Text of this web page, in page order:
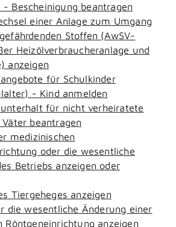
Bescheinigung beantragen
einer Anlage zum Umgang
Stoffen (AwSV-
Heizölverbraucheranlage und
anzeigen
für Schulkinder
- Kind anmelden
für nicht verheiratete
beantragen
medizinischen
oder die wesentliche
Betriebs anzeigen oder
Tiergeheges anzeigen
die wesentliche Änderung einer
Röntgeneinrichtung anzeigen